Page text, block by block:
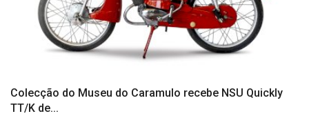
Colecção do Museu do Caramulo recebe NSU Quickly
TT/K de...